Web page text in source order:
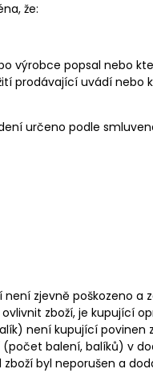
že:
výrobce popsal nebo
prodávající uvádí nebo
určeno podle
zjevně poškozeno a
zboží, je kupující
není kupující povinen
(počet balení, balíků) v
byl neporušen a